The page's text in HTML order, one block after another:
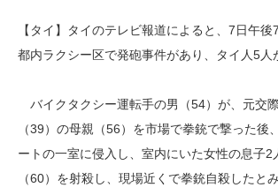
【タイ】タイのテレビ報道によると、7日午
都内ラクシー区で発砲事件があり、タイ人5人
バイクタクシー運転手の男（54）が、元交
（39）の母親（56）を市場で拳銃で撃った後
ートの一室に侵入し、室内にいた女性の息子2
（60）を射殺し、現場近くで拳銃自殺したと